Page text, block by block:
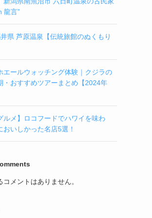
龍言”
県 芦原温泉【伝統旅館のぬくもり
エールウォッチング体験｜クジラの
・おすすめツアーまとめ【2024年
ルメ】ロコフードでハワイを味わ
おいしかった名店5選！
コメントはありません。